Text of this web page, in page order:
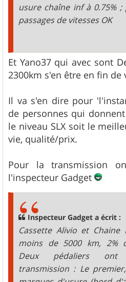
usure chaîne inf à 0.75%
passages de vitesses OK
Et Yano37 qui avec sont
2300km s'en être en fin de
Il va s'en dire pour
de personnes qui
le niveau SLX soit le
vie, qualité/prix.
Pour la transmission
l'inspecteur Gadget
Inspecteur Gadget a écrit :
Cassette Alivio et
moins de 5000 km, 2%
Deux pédaliers ont
transmission : Le